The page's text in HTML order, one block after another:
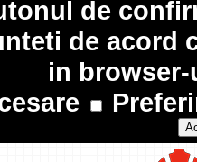
de
de acord
in